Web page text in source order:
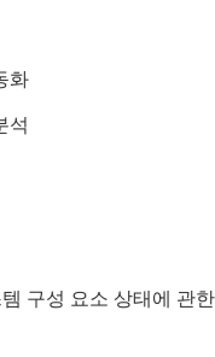
화
석
구성 요소 상태에 관